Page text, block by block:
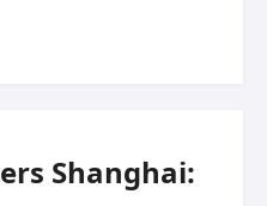
Shanghai: